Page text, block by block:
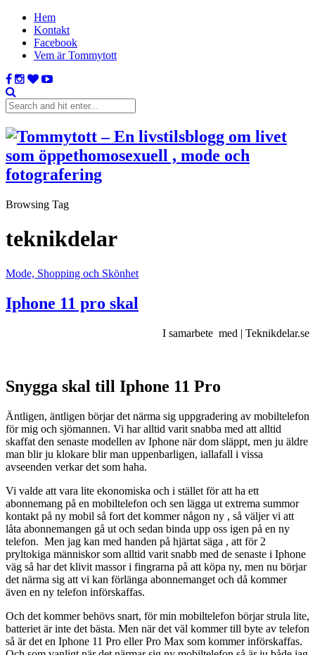
Hem
Kontakt
Facebook
Vem är Tommytott
Browsing Tag
teknikdelar
Mode, Shopping och Skönhet
Iphone 11 pro skal
I samarbete med | Teknikdelar.se
Snygga skal till Iphone 11 Pro
Äntligen, äntligen börjar det närma sig uppgradering av mobiltelefon
för mig och sjömannen. Vi har alltid varit snabba med att alltid
skaffat den senaste modellen av Iphone när dom släppt, men ju äldre
man blir ju klokare blir man uppenbarligen, iallafall i vissa
avseenden verkar det som haha.
Vi valde att vara lite ekonomiska och i stället för att ha ett
abonnemang på en mobiltelefon och sen lägga ut extrema summor
kontakt på ny mobil så fort det kommer någon ny , så väljer vi att
låta abonnemangen gå ut och sedan binda upp oss igen på en ny
telefon. Men jag kan med handen på hjärtat säga , att för 2
pryltokiga människor som alltid varit snabb med de senaste i Iphone
väg så har det klivit massor i fingrarna på att köpa ny, men nu börjar
det närma sig att vi kan förlänga abonnemanget och då kommer
även en ny telefon införskaffas.
Och det kommer behövs snart, för min mobiltelefon börjar strula lite,
batteriet är inte det bästa. Men när det väl kommer till byte av telefon
så är det en Iphone 11 Pro eller Pro Max som kommer införskaffas.